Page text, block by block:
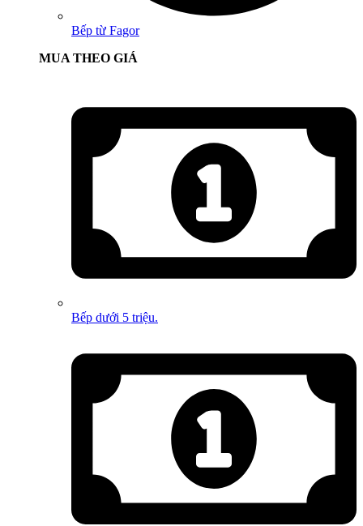
Bếp từ Fagor
MUA THEO GIÁ
Bếp dưới 5 triệu.